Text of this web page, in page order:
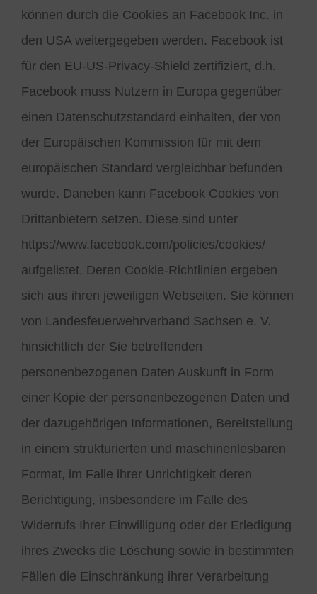
können durch die Cookies an Facebook Inc. in
den USA weitergegeben werden. Facebook ist
für den EU-US-Privacy-Shield zertifiziert, d.h.
Facebook muss Nutzern in Europa gegenüber
einen Datenschutzstandard einhalten, der von
der Europäischen Kommission für mit dem
europäischen Standard vergleichbar befunden
wurde. Daneben kann Facebook Cookies von
Drittanbietern setzen. Diese sind unter
https://www.facebook.com/policies/cookies/
aufgelistet. Deren Cookie-Richtlinien ergeben
sich aus ihren jeweiligen Webseiten. Sie können
von Landesfeuerwehrverband Sachsen e. V.
hinsichtlich der Sie betreffenden
personenbezogenen Daten Auskunft in Form
einer Kopie der personenbezogenen Daten und
der dazugehörigen Informationen, Bereitstellung
in einem strukturierten und maschinenlesbaren
Format, im Falle ihrer Unrichtigkeit deren
Berichtigung, insbesondere im Falle des
Widerrufs Ihrer Einwilligung oder der Erledigung
ihres Zwecks die Löschung sowie in bestimmten
Fällen die Einschränkung ihrer Verarbeitung